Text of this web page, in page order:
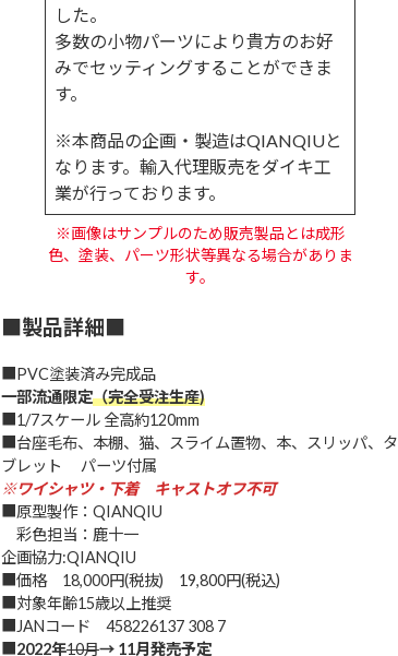
した。
多数の小物パーツにより貴方のお好
みでセッティングすることができま
す。
※本商品の企画・製造はQIANQIUと
なります。輸入代理販売をダイキ工
業が行っております。
※画像はサンプルのため販売製品とは成形
色、塗装、パーツ形状等異なる場合がありま
す。
■製品詳細■
■PVC塗装済み完成品
一部流通限定（完全受注生産)
■1/7スケール 全高約120mm
■台座毛布、本棚、猫、スライム置物、本、スリッパ、タ
ブレット パーツ付属
※ワイシャツ・下着 キャストオフ不可
■原型製作：QIANQIU
彩色担当：鹿十一
企画協力:QIANQIU
■価格 18,000円(税抜) 19,800円(税込)
■対象年齢15歳以上推奨
■JANコード 458226137 308 7
2022年10月→ 11月発売予定